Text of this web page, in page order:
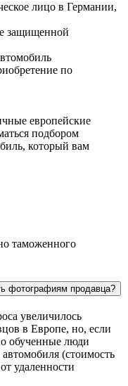
лицо в Германии,
защищенной
по
европейские
подбором
который вам
таможенного
фотографиям продавца?
увеличилось
в Европе, но, если
обученные люди
(стоимость
удаленности